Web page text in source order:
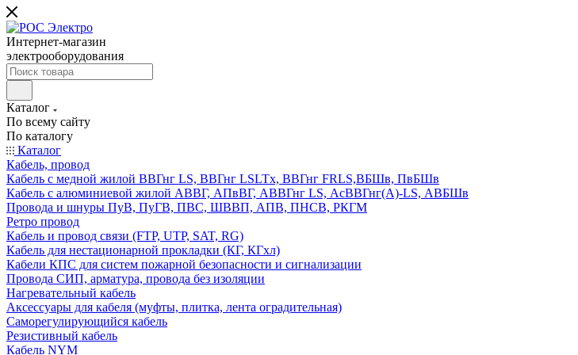
Интернет-магазин
электрооборудования
Каталог
По всему сайту
По каталогу
Каталог
Кабель, провод
Кабель с медной жилой ВВГнг LS, ВВГнг LSLTx, ВВГнг FRLS,ВБШв, ПвБШв
Кабель с алюминиевой жилой АВВГ, АПвВГ, АВВГнг LS, АсВВГнг(А)-LS, АВБШв
Провода и шнуры ПуВ, ПуГВ, ПВС, ШВВП, АПВ, ПНСВ, РКГМ
Ретро провод
Кабель и провод связи (FTP, UTP, SAT, RG)
Кабель для нестационарной прокладки (КГ, КГхл)
Кабели КПС для систем пожарной безопасности и сигнализации
Провода СИП, арматура, провода без изоляции
Нагревательный кабель
Аксессуары для кабеля (муфты, плитка, лента оградительная)
Саморегулирующийся кабель
Резистивный кабель
Кабель NYM